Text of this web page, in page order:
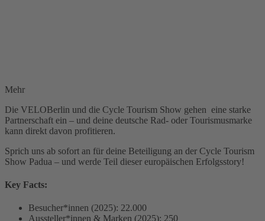
Mehr
Die VELOBerlin und die Cycle Tourism Show gehen eine starke
Partnerschaft ein – und deine deutsche Rad- oder Tourismusmarke
kann direkt davon profitieren.
Sprich uns ab sofort an für deine Beteiligung an der Cycle Tourism
Show Padua – und werde Teil dieser europäischen Erfolgsstory!
Key Facts:
Besucher*innen (2025): 22.000
Aussteller*innen & Marken (2025): 250